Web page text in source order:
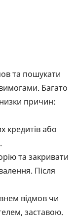
та пошукати
Багато
причин:
кредитів або
та закривати
Після
відмов чи
заставою.